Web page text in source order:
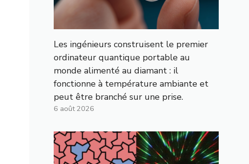
Les ingénieurs construisent le premier
ordinateur quantique portable au
monde alimenté au diamant : il
fonctionne à température ambiante et
peut être branché sur une prise.
6 août 2026